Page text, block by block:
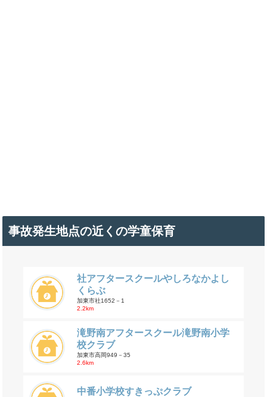
事故発生地点の近くの学童保育
社アフタースクールやしろなかよし
くらぶ
加東市社1652－1
2.2km
滝野南アフタースクール滝野南小学
校クラブ
加東市高岡949－35
2.6km
中番小学校すきっぷクラブ